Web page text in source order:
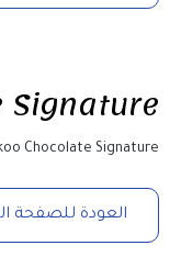
Signature
Chocolate Signature
العودة للصفحة